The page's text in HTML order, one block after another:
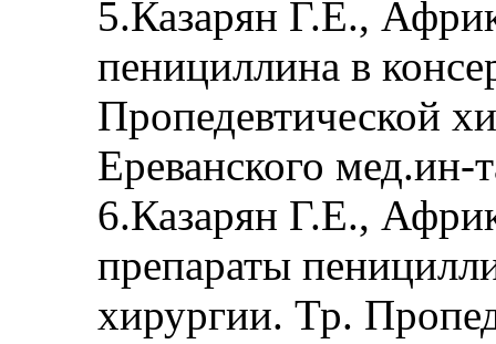
5.Казарян Г.Е.,
пенициллина в
Пропедевтической
Ереванского мед.ин-
6.Казарян Г.Е.,
препараты
хирургии. Тр.